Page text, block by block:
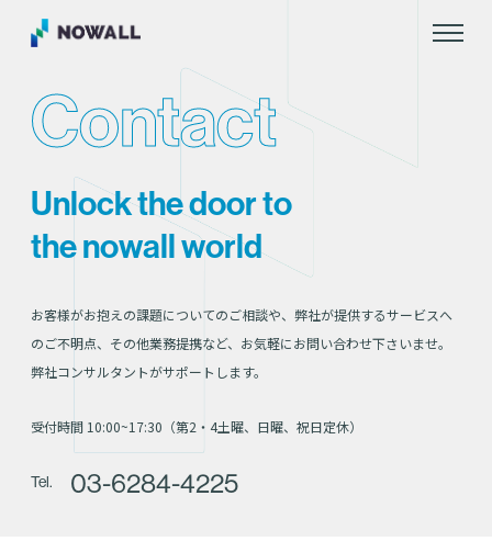
Contact
Unlock the door to
the nowall world
お客様がお抱えの課題についてのご相談や、弊社が提供するサービスへ
のご不明点、その他業務提携など、お気軽にお問い合わせ下さいませ。
弊社コンサルタントがサポートします。
受付時間 10:00~17:30（第2・4土曜、日曜、祝日定休）
Tel. 03-6284-4225